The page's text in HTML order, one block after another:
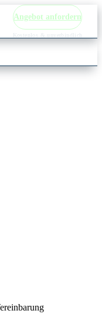
Angebot anfordern
Kostenlos & unverbindlich